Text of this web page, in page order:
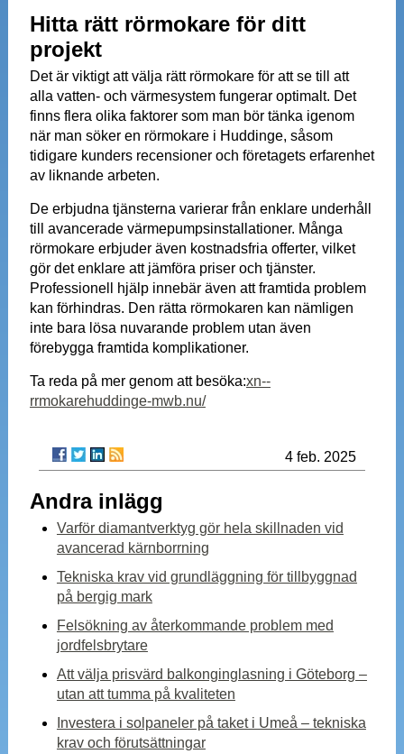
Hitta rätt rörmokare för ditt
projekt
Det är viktigt att välja rätt rörmokare för att se till att
alla vatten- och värmesystem fungerar optimalt. Det
finns flera olika faktorer som man bör tänka igenom
när man söker en rörmokare i Huddinge, såsom
tidigare kunders recensioner och företagets erfarenhet
av liknande arbeten.
De erbjudna tjänsterna varierar från enklare underhåll
till avancerade värmepumpsinstallationer. Många
rörmokare erbjuder även kostnadsfria offerter, vilket
gör det enklare att jämföra priser och tjänster.
Professionell hjälp innebär även att framtida problem
kan förhindras. Den rätta rörmokaren kan nämligen
inte bara lösa nuvarande problem utan även
förebygga framtida komplikationer.
Ta reda på mer genom att besöka:xn--
rrmokarehuddinge-mwb.nu/
4 feb. 2025
Andra inlägg
Varför diamantverktyg gör hela skillnaden vid
avancerad kärnborrning
Tekniska krav vid grundläggning för tillbyggnad
på bergig mark
Felsökning av återkommande problem med
jordfelsbrytare
Att välja prisvärd balkonginglasning i Göteborg –
utan att tumma på kvaliteten
Investera i solpaneler på taket i Umeå – tekniska
krav och förutsättningar